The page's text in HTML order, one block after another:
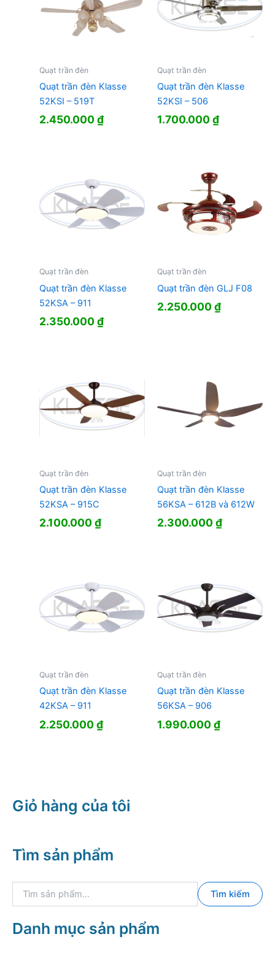
Quạt trần đèn
Quạt trần đèn Klasse
52KSI – 519T
2.450.000₫
Quạt trần đèn
Quạt trần đèn Klasse
52KSI – 506
1.700.000₫
Quạt trần đèn
Quạt trần đèn Klasse
52KSA – 911
2.350.000₫
Quạt trần đèn
Quạt trần đèn GLJ F08
2.250.000₫
Quạt trần đèn
Quạt trần đèn Klasse
52KSA – 915C
2.100.000₫
Quạt trần đèn
Quạt trần đèn Klasse
56KSA – 612B và 612W
2.300.000₫
Quạt trần đèn
Quạt trần đèn Klasse
42KSA – 911
2.250.000₫
Quạt trần đèn
Quạt trần đèn Klasse
56KSA – 906
1.990.000₫
Giỏ hàng của tôi
Tìm sản phẩm
k
i
Tìm kiếm
Danh mục sản phẩm